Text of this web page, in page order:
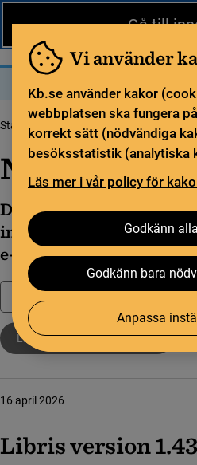
Gå till
Vi använder
Kb.se använder kakor
webbplatsen ska fungera
korrekt sätt (nödvändiga
besöksstatistik (analytiska
Läs mer i vår policy för
Godkänn
Godkänn bara
Anpassa
Startsida Nytt från KB
Nytt från KB
Du kan följa nyheter
intresseområde genom
e-post eller RSS.
Libris versionsinformation
Libris version 1.43
16 april 2026